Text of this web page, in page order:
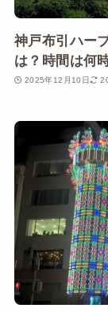
神戸布引ハー
は？時間は何
2025年12月10日